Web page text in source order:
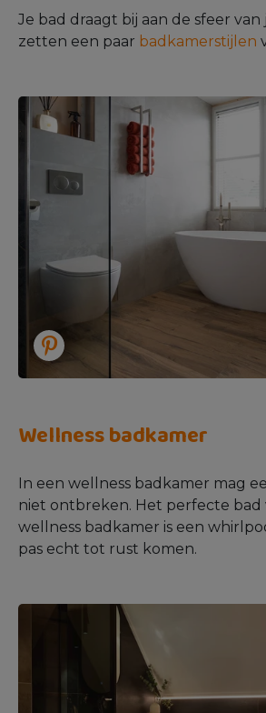
Je bad draagt bij aan de sfeer
zetten een paar badkamerstijlen
Wellness badkamer
In een wellness badkamer mag
niet ontbreken. Het perfecte bad
wellness badkamer is een
pas echt tot rust komen.